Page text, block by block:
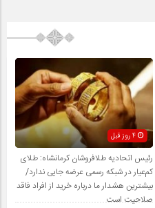
رئیس اتحادیه طلافروشان کرمانشاه: طلای
کم‌عیار در شبکه رسمی عرضه جایی ندارد/
بیشترین هشدار ما درباره خرید از افراد فاقد
صلاحیت است